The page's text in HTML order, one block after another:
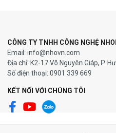
CÔNG TY TNHH CÔNG NGHỆ
Email: info@nhovn.com
Địa chỉ: K2-17 Võ Nguyên Giáp, P.
Số điện thoại: 0901 339 669
KẾT NỐI VỚI CHÚNG TÔI